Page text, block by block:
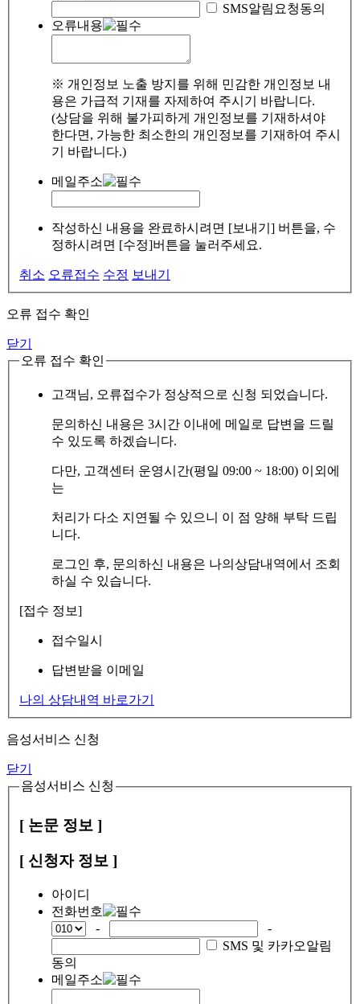
SMS알림요청동의
오류내용
※ 개인정보 노출 방지를 위해 민감한 개인정보 내
용은 가급적 기재를 자제하여 주시기 바랍니다.
(상담을 위해 불가피하게 개인정보를 기재하셔야
한다면, 가능한 최소한의 개인정보를 기재하여 주시
기 바랍니다.)
메일주소
작성하신 내용을 완료하시려면 [보내기] 버튼을, 수
정하시려면 [수정]버튼을 눌러주세요.
취소 오류접수 수정 보내기
오류 접수 확인
닫기
오류 접수 확인
고객님, 오류접수가 정상적으로 신청 되었습니다.
문의하신 내용은 3시간 이내에 메일로 답변을 드릴
수 있도록 하겠습니다.
다만, 고객센터 운영시간(평일 09:00 ~ 18:00) 이외에
는
처리가 다소 지연될 수 있으니 이 점 양해 부탁 드립
니다.
로그인 후, 문의하신 내용은 나의상담내역에서 조회
하실 수 있습니다.
[접수 정보]
접수일시
답변받을 이메일
나의 상담내역 바로가기
음성서비스 신청
닫기
음성서비스 신청
[ 논문 정보 ]
[ 신청자 정보 ]
아이디
전화번호
-
-
SMS 및 카카오알림
동의
메일주소